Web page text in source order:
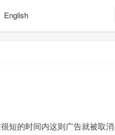
English
短的时间内这则广告就被取消